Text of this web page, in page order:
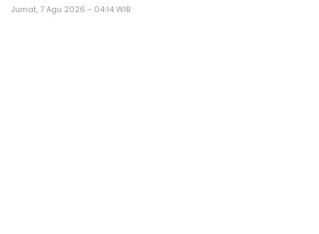
Jumat, 7 Agu 2026 - 04:14 WIB